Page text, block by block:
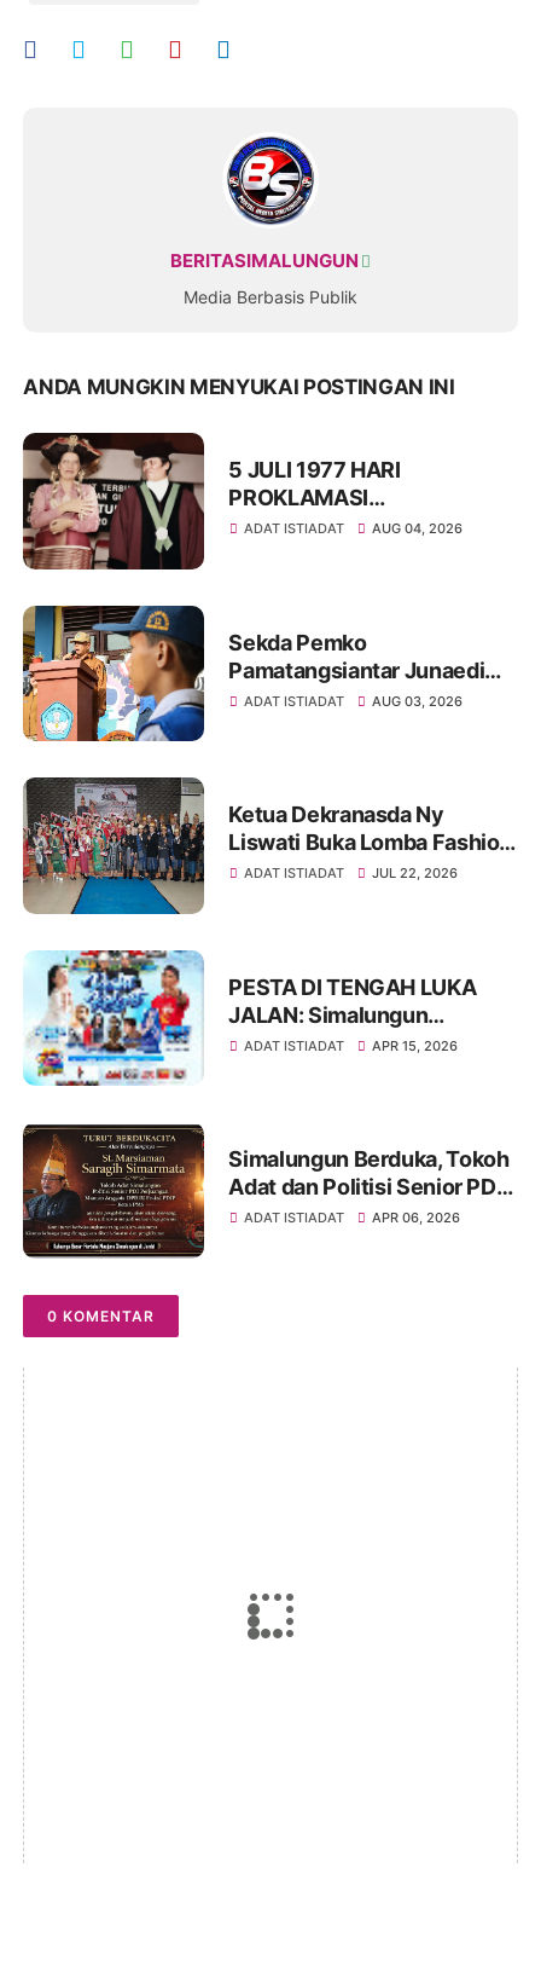
BERITASIMALUNGUN
Media Berbasis Publik
ANDA MUNGKIN MENYUKAI POSTINGAN INI
5 JULI 1977 HARI
PROKLAMASI
KEMERDEKAAN BAHASA
ADAT ISTIADAT AUG 04, 2026
Sekda Pemko
Pamatangsiantar Junaedi
Sitanggang Pembina
ADAT ISTIADAT AUG 03, 2026
Ketua Dekranasda Ny
Liswati Buka Lomba Fashion
Show Pakaian Adat
ADAT ISTIADAT JUL 22, 2026
PESTA DI TENGAH LUKA
JALAN: Simalungun
Rayakan HUT ke-193,
ADAT ISTIADAT APR 15, 2026
Simalungun Berduka, Tokoh
Adat dan Politisi Senior PDIP
St Marsiaman Saragih
ADAT ISTIADAT APR 06, 2026
0 KOMENTAR